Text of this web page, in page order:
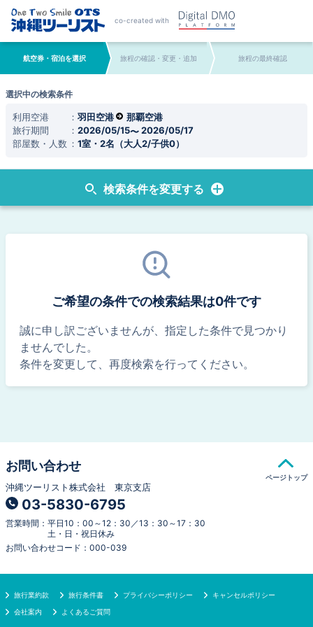
co-created with
航空券・宿泊を選択 旅程の確認・変更・追加 旅程の最終確認
選択中の検索条件
利用空港 羽田空港
那覇空港
旅行期間
2026/05/15
2026/05/17
部屋数・人数
1室・2名（大人2/子供0）
検索条件を変更する
ご希望の条件での検索結果は0件です
誠に申し訳ございませんが、指定した条件で見つかり
ませんでした。
条件を変更して、再度検索を行ってください。
お問い合わせ
沖縄ツーリスト株式会社 東京支店
03-5830-6795
営業時間 ： 平日10：00～12：30／13：30～17：30
土・日・祝日休み
お問い合わせコード ： 000-039
ページトップ
旅行業約款 旅行条件書 プライバシーポリシー
キャンセルポリシー
会社案内
よくあるご質問